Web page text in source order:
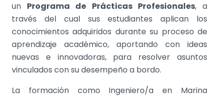
un Programa de Prácticas Profesionales, a
través del cual sus estudiantes aplican los
conocimientos adquiridos durante su proceso de
aprendizaje académico, aportando con ideas
nuevas e innovadoras, para resolver asuntos
vinculados con su desempeño a bordo.
La formación como Ingeniero/a en Marina